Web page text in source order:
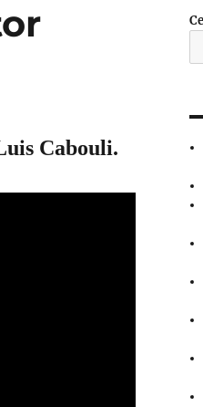
Cabouli.